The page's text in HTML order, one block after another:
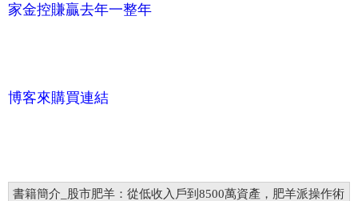
家金控賺贏去年一整年
博客來購買連結
書籍簡介_股市肥羊：從低收入戶到8500萬資產，肥羊派操作術